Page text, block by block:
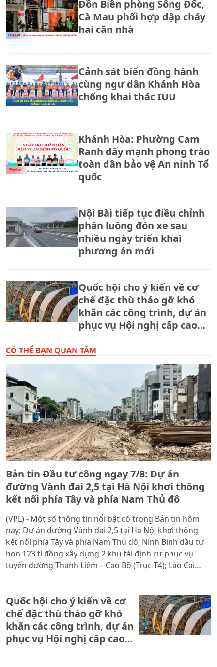
Đồn Biên phòng Sông Đốc,
Cà Mau phối hợp dập cháy
hai căn nhà
Cảnh sát biển đồng hành
cùng ngư dân Khánh Hòa
chống khai thác IUU
Khánh Hòa: Phường Cam
Ranh dẩy mạnh phong trào
toàn dân bảo vệ An ninh Tổ
quốc
Nội Bài tiếp tục điều chỉnh
phân luồng đón xe sau
nhiều ngày triển khai
phương án mới
Quốc hội cho ý kiến về cơ
chế đặc thù tháo gỡ khó
khăn các công trình, dự án
phục vụ Hội nghị cấp cao
CÓ THỂ BẠN QUAN TÂM
Bản tin Đầu tư công ngay 7/8: Dự án
đường Vành đai 2,5 tại Hà Nội khơi thông
kết nối phía Tây và phía Nam Thủ đô
(VPL) - Một số thông tin nổi bật có trong Bản tin hôm
nay: Dự án đường Vành đai 2,5 tại Hà Nội khơi thông
kết nối phía Tây và phía Nam Thủ đô; Ninh Bình đầu tư
hơn 123 tỉ đồng xây dựng 2 khu tái định cư phục vụ
tuyến đường Thanh Liêm – Cao Bồ (Trục T4); Lào Cai
hơn 6.312 tỉ đồng.
Quốc hội cho ý kiến về cơ
chế đặc thù tháo gỡ khó
khăn các công trình, dự án
phục vụ Hội nghị cấp cao